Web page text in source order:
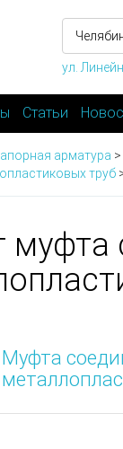
ул.
Статьи
арматура >
труб
муфта
Муфта